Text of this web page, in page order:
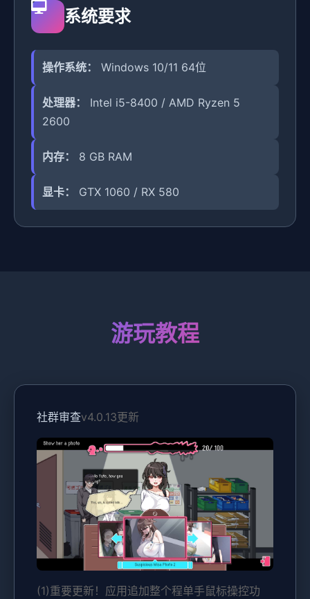
系统要求
操作系统： Windows 10/11 64位
处理器：
Intel i5-8400 / AMD Ryzen 5
2600
内存： 8 GB RAM
显卡： GTX 1060 / RX 580
游玩教程
社群审查v4.0.13更新
(1)重要更新！应用追加整个程单手鼠标操控功